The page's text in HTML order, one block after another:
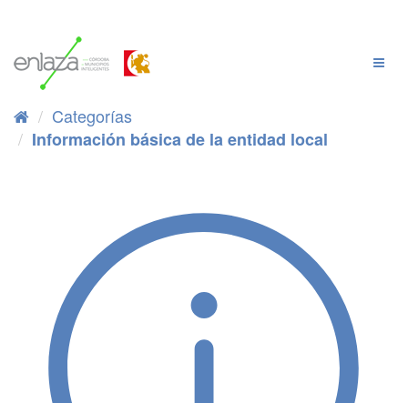
Categorías
Información básica de la entidad local